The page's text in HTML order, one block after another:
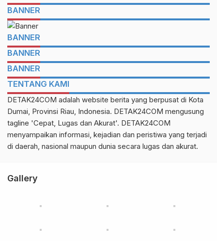
BANNER
BANNER
BANNER
BANNER
TENTANG KAMI
DETAK24COM adalah website berita yang berpusat di Kota
Dumai, Provinsi Riau, Indonesia. DETAK24COM mengusung
tagline 'Cepat, Lugas dan Akurat'. DETAK24COM
menyampaikan informasi, kejadian dan peristiwa yang terjadi
di daerah, nasional maupun dunia secara lugas dan akurat.
Gallery